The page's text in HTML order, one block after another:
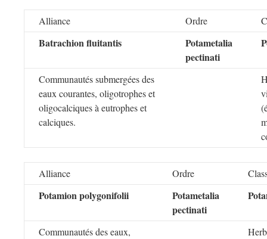
Alliance Ordre
Batrachion fluitantis
Potametalia
pectinati
Communautés submergées des
eaux courantes, oligotrophes et
oligocalciques à eutrophes et
calciques.
Alliance Ordre
Potamion polygonifolii
Potametalia
pectinati
Communautés des eaux,